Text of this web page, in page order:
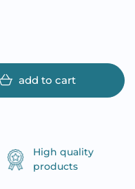
add to cart
High quality
products